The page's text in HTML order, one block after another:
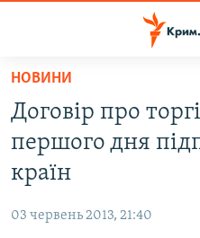
Перейти
основного
матеріалу
Перейти
до
основної
навігації
ВОДА.КРИМ
ВІДЕО ТА ФОТО
БЛОГИ
НОВИНИ
Договір про
першого дня
країн
03 червень 2013, 21:40